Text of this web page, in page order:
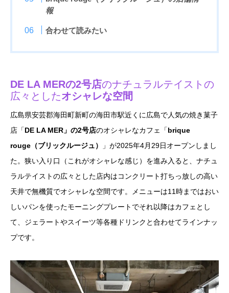
報
合わせて読みたい
DE LA MERの2号店のナチュラルテイストの
広々としたオシャレな空間
広島県安芸郡海田町新町の海田市駅近くに広島で人気の焼き菓子
店「DE LA MER」の2号店のオシャレなカフェ「brique
rouge（ブリックルージュ）
」が2025年4月29日オープンしまし
た。狭い入り口（これがオシャレな感じ）を進み入ると、ナチュ
ラルテイストの広々とした店内はコンクリート打ちっ放しの高い
天井で無機質でオシャレな空間です。メニューは11時まではおい
しいパンを使ったモーニングプレートでそれ以降はカフェとし
て、ジェラートやスイーツ等各種ドリンクと合わせてラインナッ
プです。